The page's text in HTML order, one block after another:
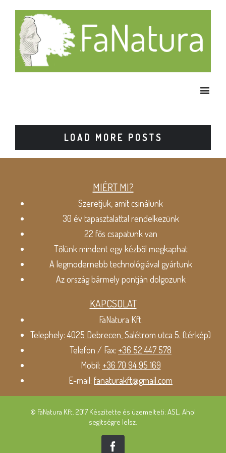
LOAD MORE POSTS
MIÉRT MI?
Szeretjük, amit csinálunk
30 év tapasztalattal rendelkezünk
22 fős csapatunk van
Tőlünk mindent egy kézből megkaphat
A legmodernebb technológiával gyártunk
Az ország bármely pontján dolgozunk
KAPCSOLAT
FaNatura Kft.
Telephely:4025 Debrecen, Salétrom utca 5. (térkép)
Telefon / Fax: +36 52 447 578
Mobil: +36 70 94 95 169
E-mail: fanaturakft@gmail.com
© FaNatura Kft. 2017 Készítette és üzemelteti: ASL, Ahol
segítségre lelsz.